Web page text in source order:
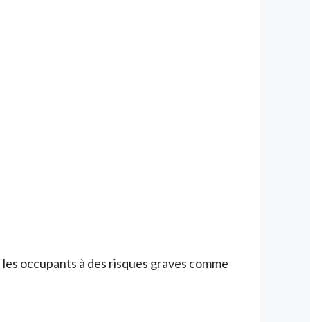
occupants à des risques graves comme